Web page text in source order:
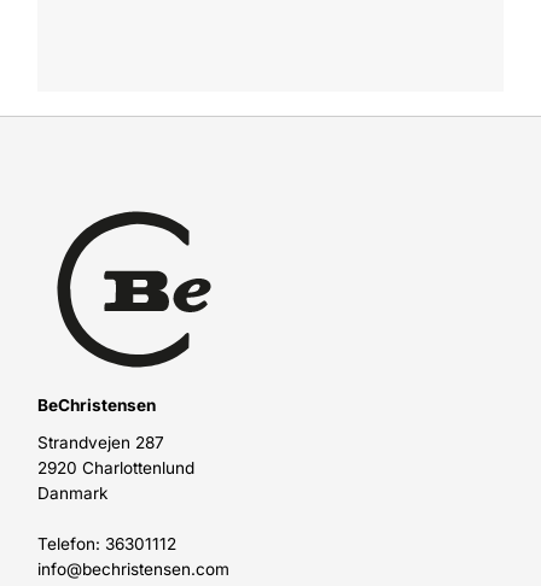
BeChristensen
Strandvejen 287
2920 Charlottenlund
Danmark
Telefon: 36301112
info@bechristensen.com